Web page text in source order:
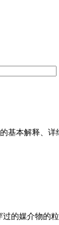
基本解释、详
的媒介物的